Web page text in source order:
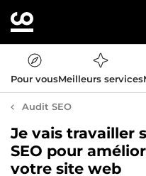
Pour vousMeilleurs services
Audit SEO
Je vais travailler
SEO pour
votre site web